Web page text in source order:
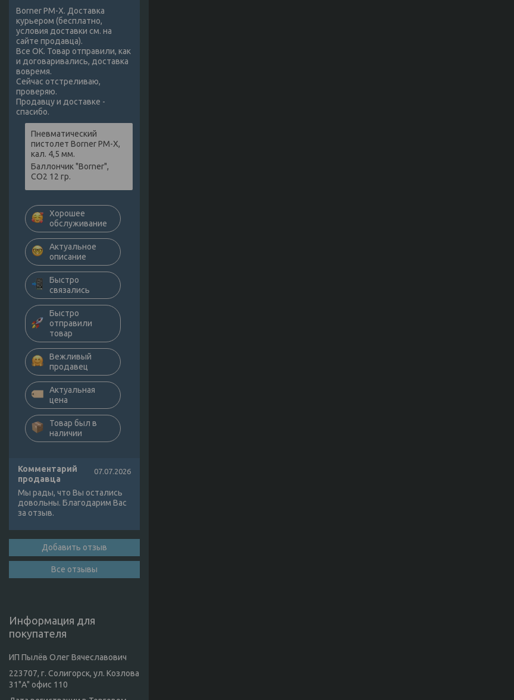
Borner PM-X. Доставка
курьером (бесплатно,
условия доставки см. на
сайте продавца).
Все ОК. Товар отправили, как
и договаривались, доставка
вовремя.
Сейчас отстреливаю,
проверяю.
Продавцу и доставке -
спасибо.
Пневматический
пистолет Borner PM-X,
кал. 4,5 мм.
Баллончик "Borner",
СО2 12 гр.
Хорошее
обслуживание
Актуальное
описание
Быстро
связались
Быстро
отправили
товар
Вежливый
продавец
Актуальная
цена
Товар был в
наличии
Комментарий
продавца
07.07.2026
Мы рады, что Вы остались
довольны. Благодарим Вас
за отзыв.
Добавить отзыв
Все отзывы
Информация для
покупателя
ИП Пылёв Олег Вячеславович
223707, г. Солигорск, ул. Козлова
31"А" офис 110